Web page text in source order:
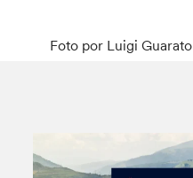
Foto por Luigi Guarato